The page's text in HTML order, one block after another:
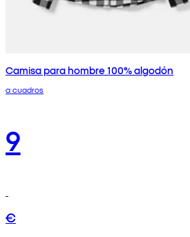
Camisa para hombre 100% algodón
a cuadros
9
€